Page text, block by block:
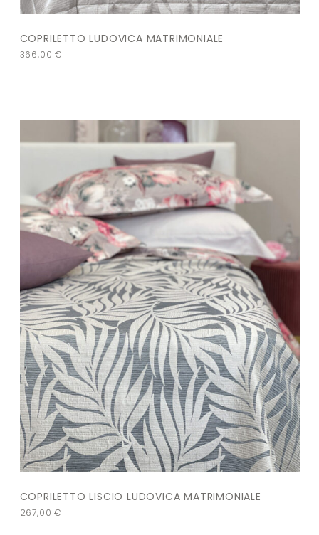
COPRILETTO LUDOVICA MATRIMONIALE
366,00€
COPRILETTO LISCIO LUDOVICA MATRIMONIALE
267,00€